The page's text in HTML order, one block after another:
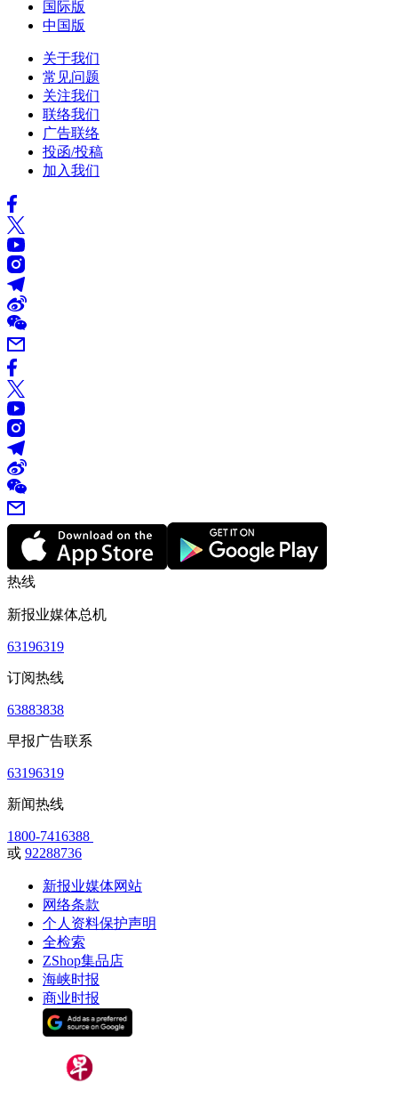
国际版
中国版
关于我们
常见问题
关注我们
联络我们
广告联络
投函/投稿
加入我们
热线
新报业媒体总机
63196319
订阅热线
63883838
早报广告联系
63196319
新闻热线
1800-7416388
或 92288736
新报业媒体网站
网络条款
个人资料保护声明
全检索
ZShop集品店
海峡时报
商业时报